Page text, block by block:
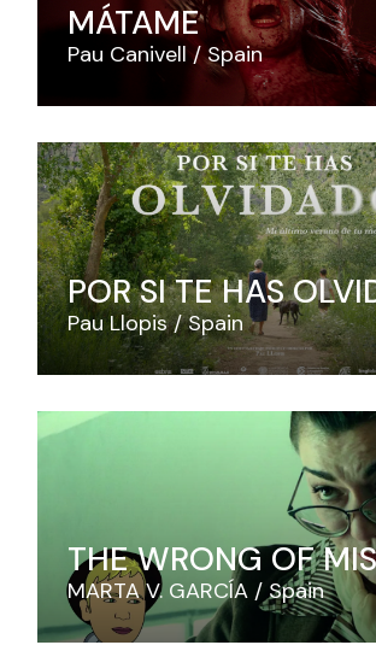
MÁTAME
Pau Canivell Spain
POR SI TE HAS
Pau Llopis Spain
THE WRONG OF
MARTA V. GARCÍA Spain